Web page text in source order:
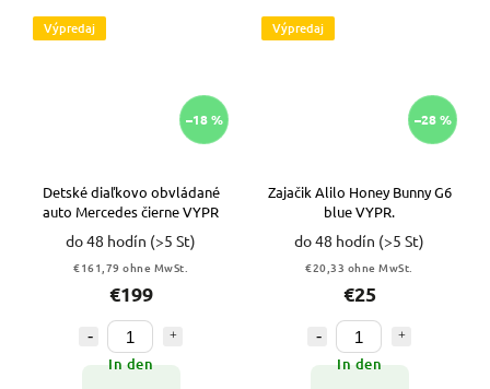
Výpredaj
–18 %
Detské diaľkovo obvládané
auto Mercedes čierne VYPR
do 48 hodín (>5 St)
€161,79 ohne MwSt.
€199
In den
Výpredaj
–28 %
Zajačik Alilo Honey Bunny G6
blue VYPR.
do 48 hodín (>5 St)
€20,33 ohne MwSt.
€25
In den